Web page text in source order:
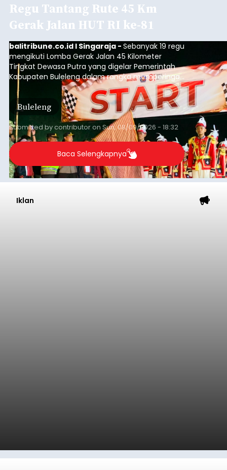
Regu Tantang Rute 45 Km
Gerak Jalan HUT RI ke-81
balitribune.co.id I Singaraja - Sebanyak 19 regu
mengikuti Lomba Gerak Jalan 45 Kilometer
Tingkat Dewasa Putra yang digelar Pemerintah
Kabupaten Buleleng dalam rangka memperingati
HUT ke-81 Kemerdekaan Republik Indonesia.
Lomba resmi dimulai dari Lapangan Sepak Bola
Desa Celukan Bawang, Sabtu (8/8/2026) malam.
Buleleng
Submitted bycontributoron Sun, 08/09/2026 - 18:32
Baca Selengkapnya
Iklan